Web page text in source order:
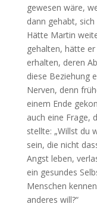
gewesen wäre,
dann gehabt,
Hätte Martin
gehalten, hätte
erhalten, deren
diese Beziehung
Nerven, denn
einem Ende
auch eine Frage,
stellte: „Willst du
sein, die nicht
Angst leben,
ein gesundes
Menschen
anderes will?“